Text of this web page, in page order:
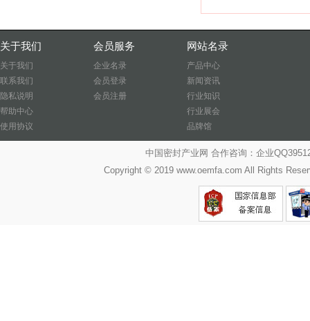
关于我们
关于我们
联系我们
隐私说明
帮助中心
使用协议
会员服务
企业名录
会员登录
会员注册
网站名录
产品中心
新闻资讯
行业知识
行业展会
品牌馆
中国密封产业网 合作咨询：企业
Copyright © 2019 www.oemfa.com All Rights